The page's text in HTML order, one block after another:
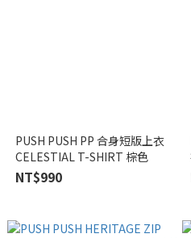
PUSH PUSH PP 合身短版上衣
CELESTIAL T-SHIRT 棕色
NT$990